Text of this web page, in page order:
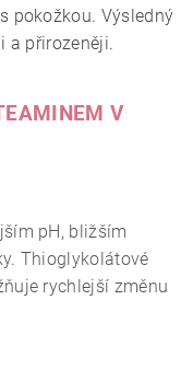
pokožkou. Výsledný
a přirozeněji.
V
pH, bližším
Thioglykolátové
rychlejší změnu